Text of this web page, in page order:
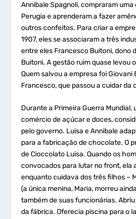
Annibale Spagnoli, compraram
Perugia e aprenderam a fazer
outros confeitos. Para criar a
1907, eles se associaram a três
entre eles Francesco Buitoni, dono
Buitoni. A gestão ruim quase levou
Quem salvou a empresa foi Giovani
Francesco, que passou a cuidar da
Durante a Primeira Guerra Mundial,
comércio de açúcar e doces,
pelo governo. Luisa e Annibale
para a fabricação de chocolate. O
de Cioccolato Luisa. Quando os
convocados para lutar no front, ela
enquanto cuidava dos três filhos –
(a única menina, Maria, morreu
também de suas funcionárias.
da fábrica. Oferecia piscina para o